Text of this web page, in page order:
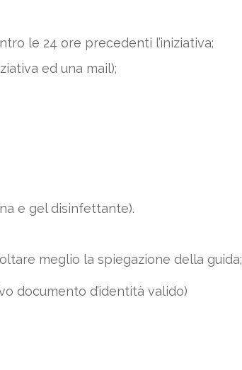
le 24 ore precedenti l’iniziativa;
ed una mail);
e gel disinfettante).
meglio la spiegazione della guida;
documento d’identità valido)